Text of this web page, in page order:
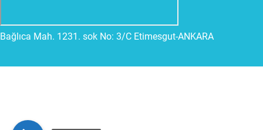
Bağlıca Mah. 1231. sok No: 3/C Etimesgut-ANKARA